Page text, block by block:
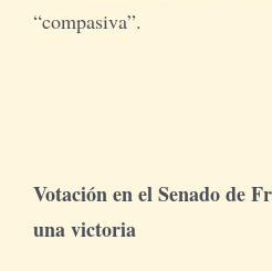
“compasiva”.
Votación en el Senado de
una victoria